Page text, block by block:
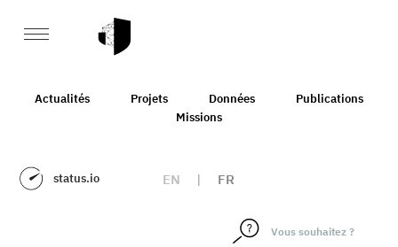
Actualités Projets Données
Publications
Missions
status.io EN | FR